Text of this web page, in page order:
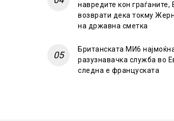
навредите кон
возврати дека токму
на државна сметка
Британската МИ6
разузнавачка служба во
следна е француската